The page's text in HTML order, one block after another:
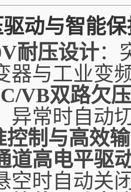
动与智能
耐压设计：
器与工业变
VB双路欠
异常时自动
控制与高效
道高电平驱
空时自动关